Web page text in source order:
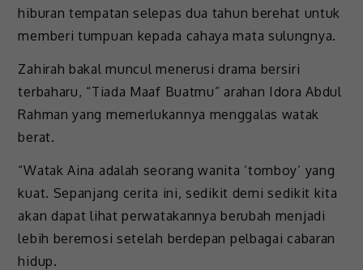
hiburan tempatan selepas dua tahun berehat untuk
memberi tumpuan kepada cahaya mata sulungnya.
Zahirah bakal muncul menerusi drama bersiri
terbaharu, “Tiada Maaf Buatmu” arahan Idora Abdul
Rahman yang memerlukannya menggalas watak
berat.
“Watak Aina adalah seorang wanita ‘tomboy’ yang
kuat. Sepanjang cerita ini, sedikit demi sedikit kita
akan dapat lihat perwatakannya berubah menjadi
lebih beremosi setelah berdepan pelbagai cabaran
hidup.